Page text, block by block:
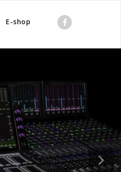
E-shop